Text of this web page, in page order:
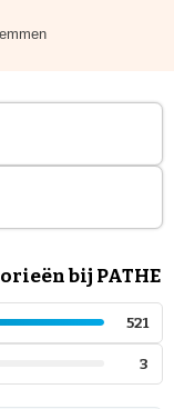
bij PATHE
521
3